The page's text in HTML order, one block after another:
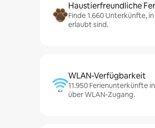
Haustierfreundliche
Finde 1.660 Unterkünfte,
erlaubt sind.
WLAN-Verfügbarkeit
11.950 Ferienunterkünfte
über WLAN-Zugang.